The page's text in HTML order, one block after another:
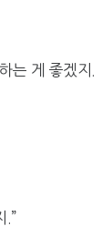
는 게 좋겠지.
.”